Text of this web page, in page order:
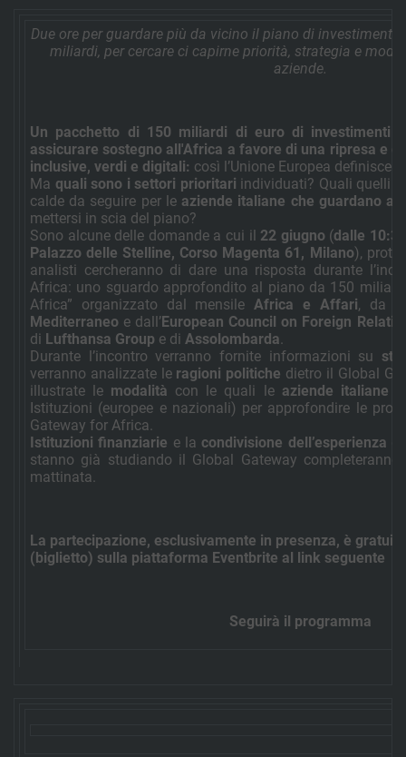
Due ore per guardare più da vicino il piano di investimenti
miliardi, per cercare ci capirne priorità, strategia e
aziende.
Un pacchetto di 150 miliardi di euro di investimenti
assicurare sostegno all'Africa a favore di una ripresa e
inclusive, verdi e digitali: così l’Unione Europea definisce
Ma quali sono i settori prioritari individuati? Quali quelli
calde da seguire per le aziende italiane che guardano al
mettersi in scia del piano?
Sono alcune delle domande a cui il 22 giugno(dalle
Palazzo delle Stelline, Corso Magenta 61, Milano),
analisti cercheranno di dare una risposta durante
Africa: uno sguardo approfondito al piano da 150
Africa” organizzato dal mensileAfrica e Affari, da
Mediterraneoe dall’European Council on Foreign
di Lufthansa Group e di Assolombarda.
Durante l’incontro verranno fornite informazioni su
verranno analizzate le ragioni politiche dietro il Global
illustrate le modalità con le quali le aziende italiane
Istituzioni (europee e nazionali) per approfondire le
Gateway for Africa.
Istituzioni finanziarie e la condivisione dell’esperienza
stanno già studiando il Global Gateway
mattinata.
La partecipazione, esclusivamente in presenza, è
(biglietto) sulla piattaforma Eventbrite al link seguente
Seguirà il programma